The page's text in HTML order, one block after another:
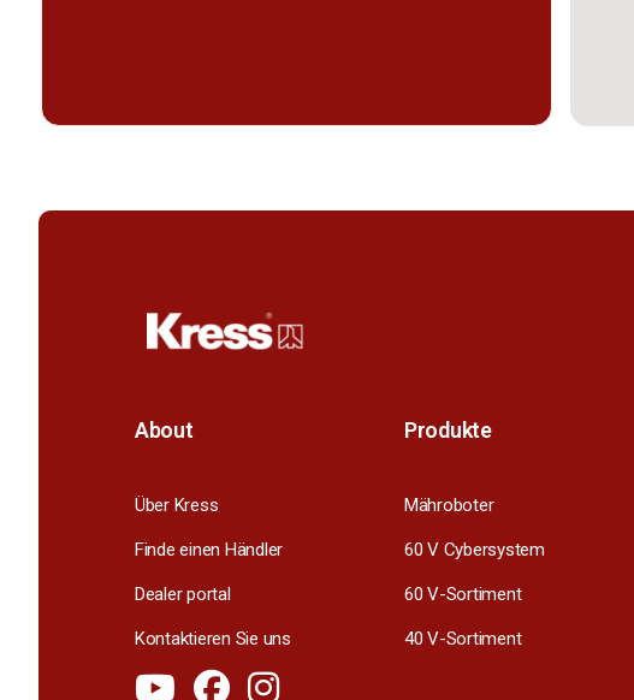
About
Über Kress
Finde einen Händler
Dealer portal
Kontaktieren Sie uns
Produkte
Mähroboter
60 V Cybersystem
60 V-Sortiment
40 V-Sortiment